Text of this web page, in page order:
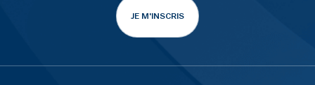
JE M'INSCRIS